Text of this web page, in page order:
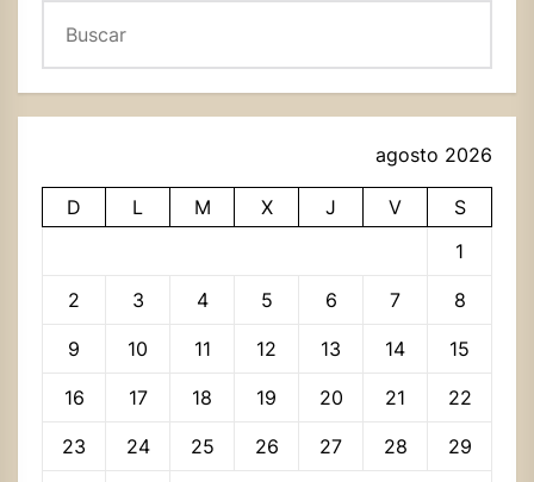
agosto 2026
D L M X J V
S
1
2 3 4 5 6 7 8
9 10 11 12 13 14 15
16 17 18 19 20 21 22
23 24 25 26 27 28 29